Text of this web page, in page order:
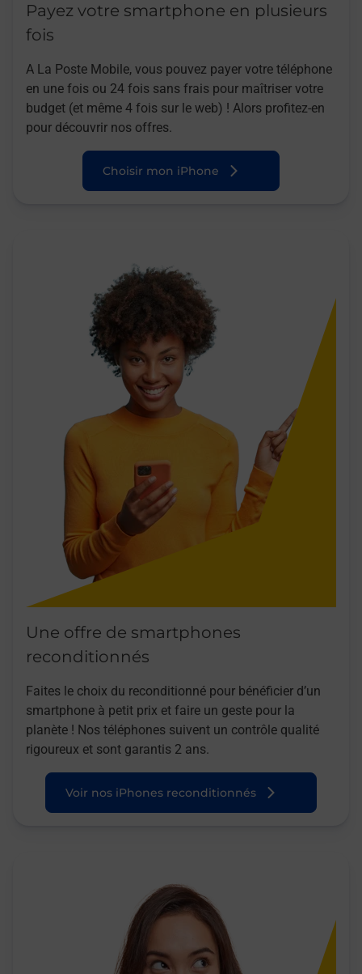
Payez votre smartphone en plusieurs
fois
A La Poste Mobile, vous pouvez payer votre téléphone
en une fois ou 24 fois sans frais pour maîtriser votre
budget (et même 4 fois sur le web) ! Alors profitez-en
pour découvrir nos offres.
Choisir mon iPhone
Une offre de smartphones
reconditionnés
Faites le choix du reconditionné pour bénéficier d’un
smartphone à petit prix et faire un geste pour la
planète ! Nos téléphones suivent un contrôle qualité
rigoureux et sont garantis 2 ans.
Voir nos iPhones reconditionnés